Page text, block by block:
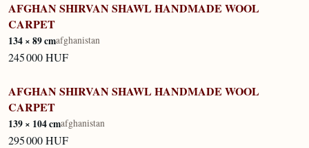
KÉSZLETEN
AFGHAN SHIRVAN SHAWL HANDMADE WOOL
CARPET
134 × 89 cmafghanistan
245 000 HUF
KÉSZLETEN
AFGHAN SHIRVAN SHAWL HANDMADE WOOL
CARPET
139 × 104 cmafghanistan
295 000 HUF